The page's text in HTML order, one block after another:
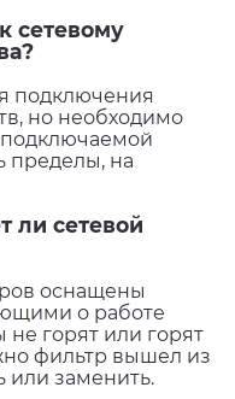
сетевому
подключения
но необходимо
пределы, на
ли сетевой
оснащены
о работе
не горят или горят
фильтр вышел из
или заменить.